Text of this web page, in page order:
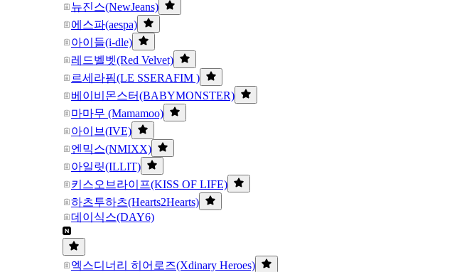
뉴진스(NewJeans)
에스파(aespa)
아이들(i-dle)
레드벨벳(Red Velvet)
르세라핌(LE SSERAFIM )
베이비몬스터(BABYMONSTER)
마마무 (Mamamoo)
아이브(IVE)
엔믹스(NMIXX)
아일릿(ILLIT)
키스오브라이프(KISS OF LIFE)
하츠투하츠(Hearts2Hearts)
데이식스(DAY6)
엑스디너리 히어로즈(Xdinary Heroes)